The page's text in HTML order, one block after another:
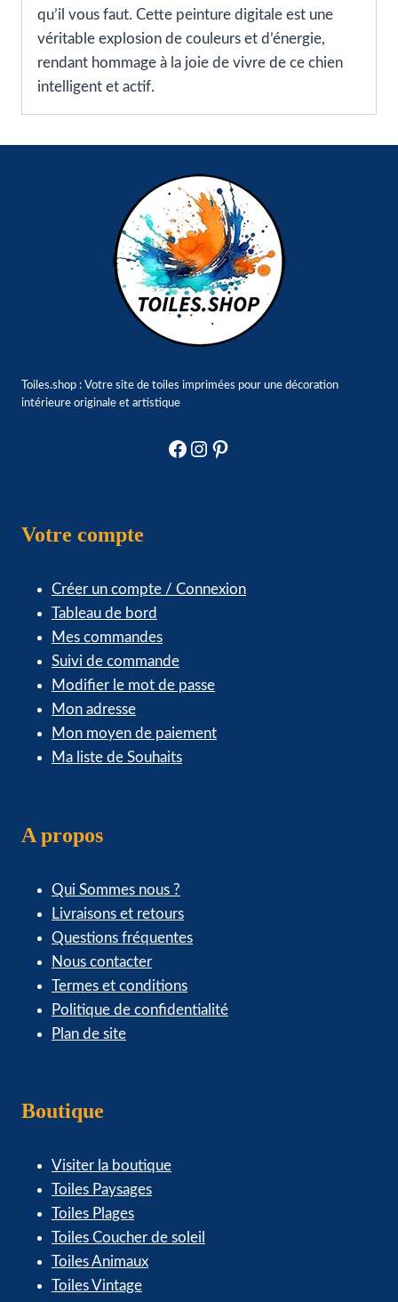
qu’il vous faut. Cette peinture digitale est une
véritable explosion de couleurs et d’énergie,
rendant hommage à la joie de vivre de ce chien
intelligent et actif.
Toiles.shop : Votre site de toiles imprimées pour une décoration
intérieure originale et artistique
Facebook
Instagram
Pinterest
Votre compte
Créer un compte / Connexion
Tableau de bord
Mes commandes
Suivi de commande
Modifier le mot de passe
Mon adresse
Mon moyen de paiement
Ma liste de Souhaits
A propos
Qui Sommes nous ?
Livraisons et retours
Questions fréquentes
Nous contacter
Termes et conditions
Politique de confidentialité
Plan de site
Boutique
Visiter la boutique
Toiles Paysages
Toiles Plages
Toiles Coucher de soleil
Toiles Animaux
Toiles Vintage